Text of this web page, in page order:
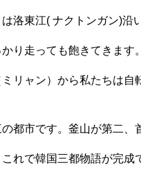
洛東江( ナクトンガン)沿
り走っても飽きてきます
リャン）から私たちは
都市です。釜山が第二、
れで韓国三都物語が完成